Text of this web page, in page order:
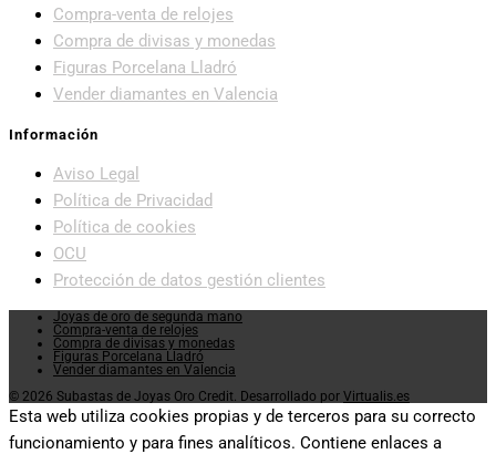
Compra-venta de relojes
Compra de divisas y monedas
Figuras Porcelana Lladró
Vender diamantes en Valencia
Información
Aviso Legal
Política de Privacidad
Política de cookies
OCU
Protección de datos gestión clientes
Joyas de oro de segunda mano
Compra-venta de relojes
Compra de divisas y monedas
Figuras Porcelana Lladró
Vender diamantes en Valencia
© 2026 Subastas de Joyas Oro Credit. Desarrollado por Virtualis.es
Esta web utiliza cookies propias y de terceros para su correcto
funcionamiento y para fines analíticos. Contiene enlaces a